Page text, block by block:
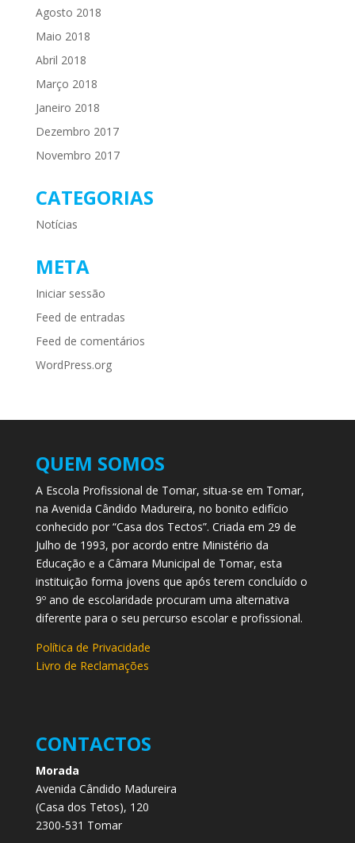
Agosto 2018
Maio 2018
Abril 2018
Março 2018
Janeiro 2018
Dezembro 2017
Novembro 2017
CATEGORIAS
Notícias
META
Iniciar sessão
Feed de entradas
Feed de comentários
WordPress.org
QUEM SOMOS
A Escola Profissional de Tomar, situa-se em Tomar,
na Avenida Cândido Madureira, no bonito edifício
conhecido por “Casa dos Tectos”. Criada em 29 de
Julho de 1993, por acordo entre Ministério da
Educação e a Câmara Municipal de Tomar, esta
instituição forma jovens que após terem concluído o
9º ano de escolaridade procuram uma alternativa
diferente para o seu percurso escolar e profissional.
Política de Privacidade
Livro de Reclamações
CONTACTOS
Morada
Avenida Cândido Madureira
(Casa dos Tetos), 120
2300-531 Tomar